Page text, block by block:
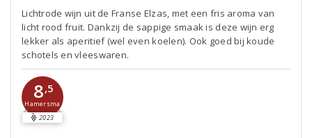
Lichtrode wijn uit de Franse Elzas, met een fris aroma van
licht rood fruit. Dankzij de sappige smaak is deze wijn erg
lekker als aperitief (wel even koelen). Ook goed bij koude
schotels en vleeswaren.
8,5
Hamersma
2023